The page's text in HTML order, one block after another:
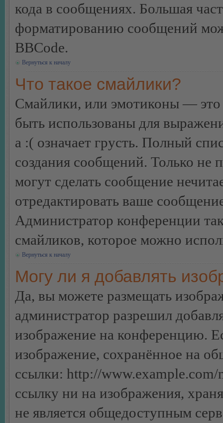
кода в сообщениях. Большая
форматированию сообщений
BBCode.
Вернуться к началу
Что такое смайлики?
Смайлики, или эмотиконы — это
быть использованы для
а :( означает грусть. Полный
создания сообщений. Только не
могут сделать сообщение
отредактировать ваше
Администратор конференции
смайликов, которое можно
Вернуться к началу
Могу ли я добавлять
Да, вы можете размещать
администратор разрешил
изображение на конференцию.
изображение, сохранённое на
ссылки: http://
ссылку ни на изображения,
не является общедоступным